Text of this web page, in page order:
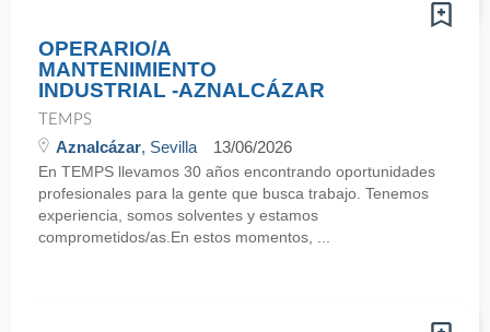
OPERARIO/A
MANTENIMIENTO
INDUSTRIAL -AZNALCÁZAR
TEMPS
Aznalcázar, Sevilla 13/06/2026
En TEMPS llevamos 30 años encontrando oportunidades
profesionales para la gente que busca trabajo. Tenemos
experiencia, somos solventes y estamos
comprometidos/as.En estos momentos, ...